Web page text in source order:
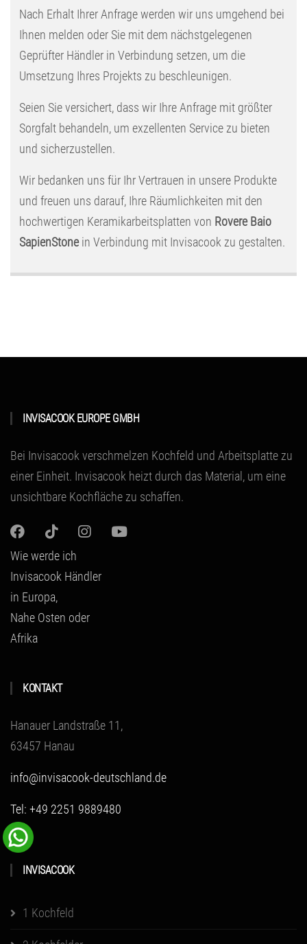
Nach Erhalt Ihrer Anfrage werden wir uns umgehend bei
Ihnen melden oder Sie mit dem nächstgelegenen
Geprüfter Händler in Verbindung setzen, um die
Umsetzung Ihres Projekts zu beschleunigen.
Seien Sie versichert, dass wir Ihre Anfrage mit größter
Sorgfalt behandeln, um exzellenten Service zu bieten
und sicherzustellen.
Wir bedanken uns für Ihr Vertrauen in unsere Produkte
und freuen uns darauf, Ihre Räumlichkeiten mit den
hochwertigen Keramikarbeitsplatten von Rovere Baio
SapienStonein Verbindung mit Invisacook zu gestalten.
INVISACOOK EUROPE GMBH
Bei Invisacook verschmelzen Kochfeld und Arbeitsplatte zu
einer Einheit. Invisacook heizt durch das Material , um eine
unsichtbare Kochfläche zu schaffen.
Wie werde ich
Invisacook Händler
in Europa,
Nahe Osten oder
Afrika
KONTAKT
Hanauer Landstraße 11,
63457 Hanau
info@invisacook-deutschland.de
Tel: +49 2251 9889480
INVISACOOK
1 Kochfeld